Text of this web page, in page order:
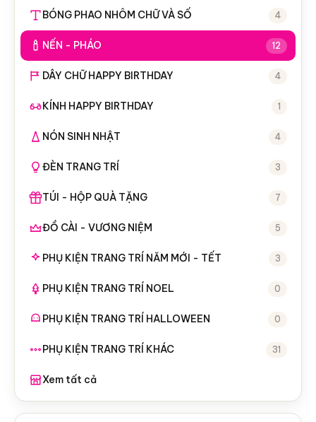
BÓNG PHAO NHÔM CHỮ VÀ SỐ 4
NẾN - PHÁO 12
DÂY CHỮ HAPPY BIRTHDAY 4
KÍNH HAPPY BIRTHDAY 1
NÓN SINH NHẬT 4
ĐÈN TRANG TRÍ 3
TÚI - HỘP QUÀ TẶNG 7
ĐỒ CÀI - VƯƠNG NIỆM 5
PHỤ KIỆN TRANG TRÍ NĂM MỚI - TẾT 3
PHỤ KIỆN TRANG TRÍ NOEL 0
PHỤ KIỆN TRANG TRÍ HALLOWEEN 0
PHỤ KIỆN TRANG TRÍ KHÁC 31
Xem tất cả